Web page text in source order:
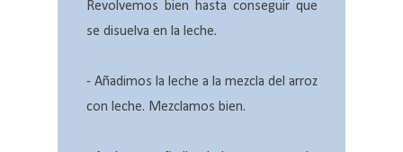
Revolvemos bien hasta conseguir que
se disuelva en la leche.
- Añadimos la leche a la mezcla del arroz
con leche. Mezclamos bien.